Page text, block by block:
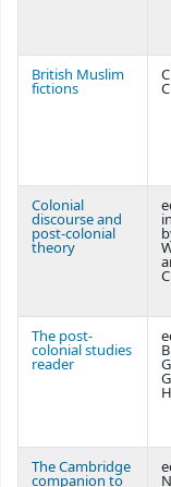
British Muslim
fictions
Colonial
discourse and
post-colonial
theory
The post-
colonial studies
reader
The Cambridge
companion to